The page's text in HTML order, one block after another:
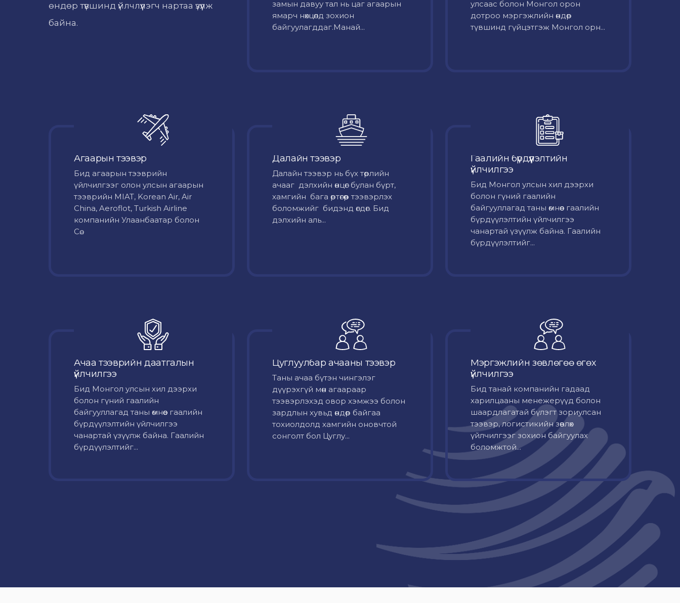
өндөр түвшинд үйлчлүүлэгч нартаа үзүүлж
байна.
замын давуу тал нь цаг агаарын
ямарч нөхцөлд зохион
байгуулагддаг.Манай...
улсаас болон Монгол орон
дотроо мэргэжлийн өндөр
түвшинд гүйцэтгэж Монгол орн...
Агаарын тээвэр
Бид агаарын тээврийн
үйлчилгээг олон улсын агаарын
тээврийн MIAT, Korean Air, Air
China, Aeroflot, Turkish Airline
компанийн Улаанбаатар болон
Сө...
Далайн тээвэр
Далайн тээвэр нь бүх төрлийн
ачааг дэлхийн өнцөг булан бүрт,
хамгийн бага өртөгөөр тээвэрлэх
боломжийг бидэнд өгдөг. Бид
дэлхийн аль...
Гаалийн бүрдүүлэлтийн
үйлчилгээ
Бид Монгол улсын хил дээрхи
болон гүний гаалийн
байгууллагад таны өмнөөс гаалийн
бүрдүүлэлтийн үйлчилгээ
чанартай үзүүлж байна. Гаалийн
бүрдүүлэлтийг...
Ачаа тээврийн даатгалын
үйлчилгээ
Бид Монгол улсын хил дээрхи
болон гүний гаалийн
байгууллагад таны өмнөөс гаалийн
бүрдүүлэлтийн үйлчилгээ
чанартай үзүүлж байна. Гаалийн
бүрдүүлэлтийг...
Цуглуулбар ачааны тээвэр
Таны ачаа бүтэн чингэлэг
дүүрэхгүй мөн агаараар
тээвэрлэхэд овор хэмжээ болон
зардлын хувьд өндөр байгаа
тохиолдолд хамгийн оновчтой
сонголт бол Цуглу...
Мэргэжлийн зөвлөгөө өгөх
үйлчилгээ
Бид танай компанийн гадаад
харилцааны менежерүүд болон
шаардлагатай бүлэгт зориулсан
тээвэр, логистикийн зөвлөх
үйлчилгээг зохион байгуулах
боломжтой...